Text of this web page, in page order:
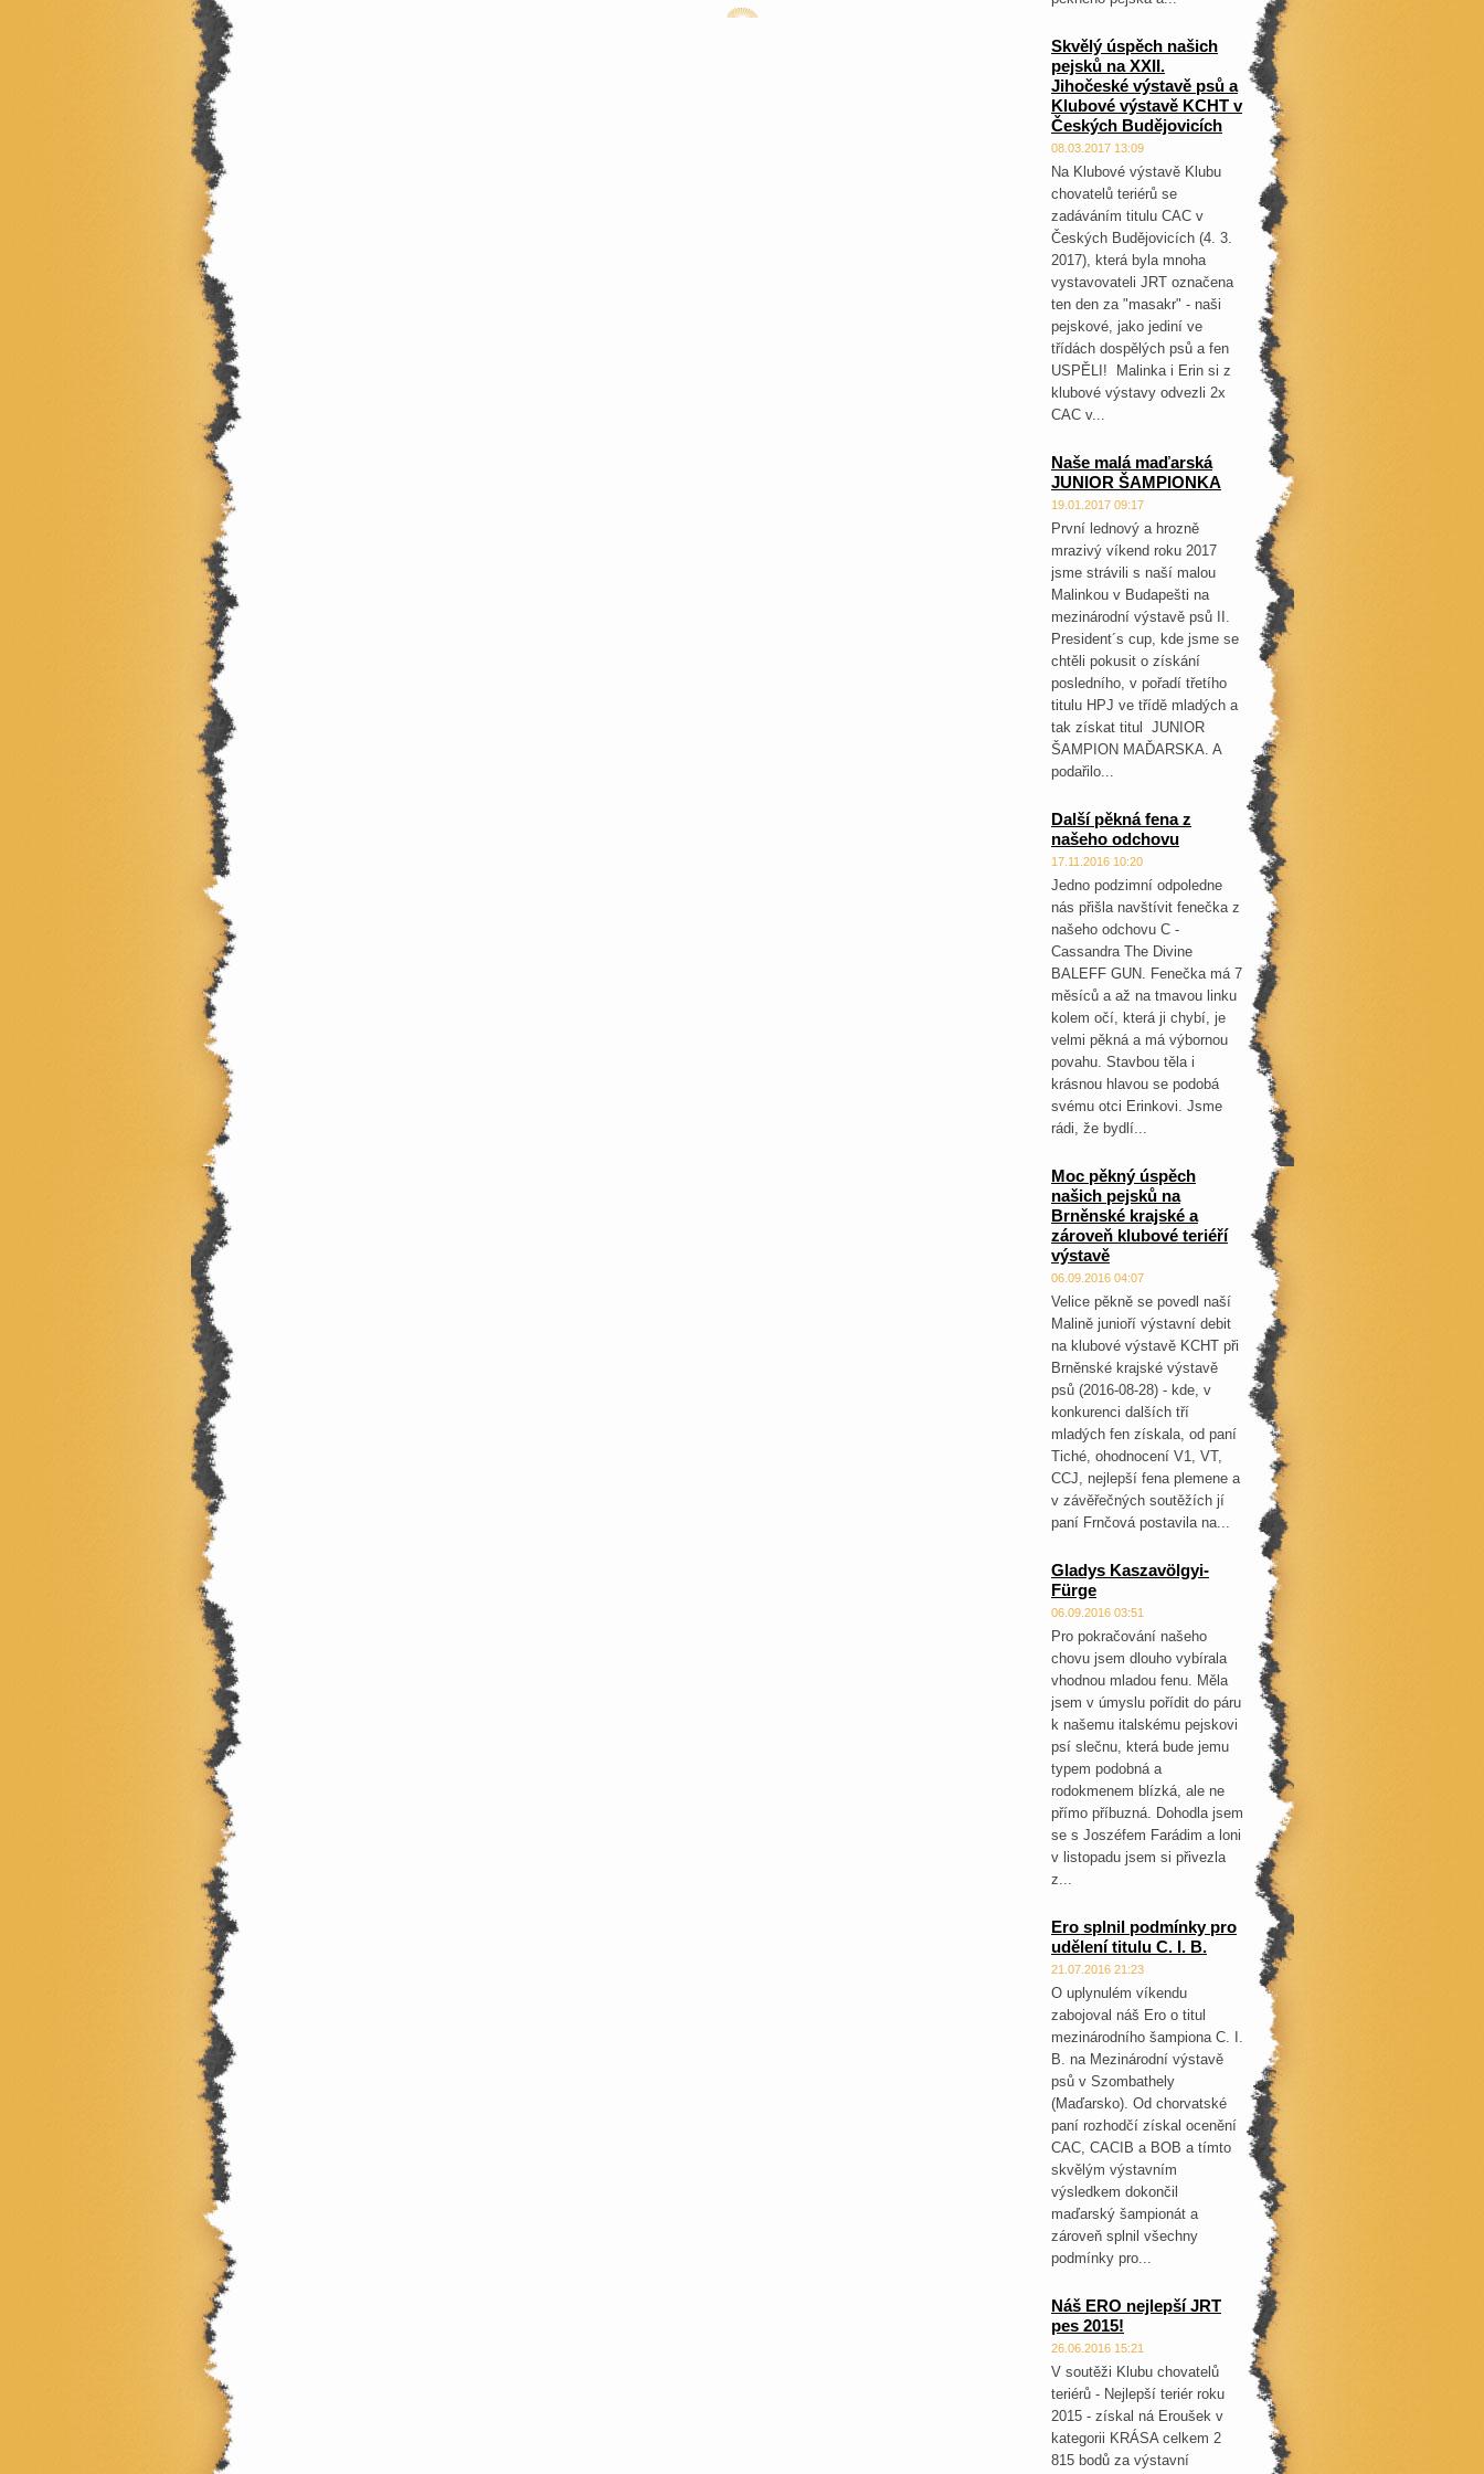
Skvělý úspěch našich
pejsků na XXII.
Jihočeské výstavě psů a
Klubové výstavě KCHT v
Českých Budějovicích
08.03.2017 13:09
Na Klubové výstavě Klubu
chovatelů teriérů se
zadáváním titulu CAC v
Českých Budějovicích (4. 3.
2017), která byla mnoha
vystavovateli JRT označena
ten den za "masakr" - naši
pejskové, jako jediní ve
třídách dospělých psů a fen
USPĚLI! Malinka i Erin si z
klubové výstavy odvezli 2x
CAC v...
Naše malá maďarská
JUNIOR ŠAMPIONKA
19.01.2017 09:17
První lednový a hrozně
mrazivý víkend roku 2017
jsme strávili s naší malou
Malinkou v Budapešti na
mezinárodní výstavě psů II.
President´s cup, kde jsme se
chtěli pokusit o získání
posledního, v pořadí třetího
titulu HPJ ve třídě mladých a
tak získat titul JUNIOR
ŠAMPION MAĎARSKA. A
podařilo...
Další pěkná fena z
našeho odchovu
17.11.2016 10:20
Jedno podzimní odpoledne
nás přišla navštívit fenečka z
našeho odchovu C -
Cassandra The Divine
BALEFF GUN. Fenečka má 7
měsíců a až na tmavou linku
kolem očí, která ji chybí, je
velmi pěkná a má výbornou
povahu. Stavbou těla i
krásnou hlavou se podobá
svému otci Erinkovi. Jsme
rádi, že bydlí...
Moc pěkný úspěch
našich pejsků na
Brněnské krajské a
zároveň klubové teriéří
výstavě
06.09.2016 04:07
Velice pěkně se povedl naší
Malině junioří výstavní debit
na klubové výstavě KCHT při
Brněnské krajské výstavě
psů (2016-08-28) - kde, v
konkurenci dalších tří
mladých fen získala, od paní
Tiché, ohodnocení V1, VT,
CCJ, nejlepší fena plemene a
v závěřečných soutěžích jí
paní Frnčová postavila na...
Gladys Kaszavölgyi-
Fürge
06.09.2016 03:51
Pro pokračování našeho
chovu jsem dlouho vybírala
vhodnou mladou fenu. Měla
jsem v úmyslu pořídit do páru
k našemu italskému pejskovi
psí slečnu, která bude jemu
typem podobná a
rodokmenem blízká, ale ne
přímo příbuzná. Dohodla jsem
se s Joszéfem Farádim a loni
v listopadu jsem si přivezla
z...
Ero splnil podmínky pro
udělení titulu C. I. B.
21.07.2016 21:23
O uplynulém víkendu
zabojoval náš Ero o titul
mezinárodního šampiona C. I.
B. na Mezinárodní výstavě
psů v Szombathely
(Maďarsko). Od chorvatské
paní rozhodčí získal ocenění
CAC, CACIB a BOB a tímto
skvělým výstavním
výsledkem dokončil
maďarský šampionát a
zároveň splnil všechny
podmínky pro...
Náš ERO nejlepší JRT
pes 2015!
26.06.2016 15:21
V soutěži Klubu chovatelů
teriérů - Nejlepší teriér roku
2015 - získal ná Eroušek v
kategorii KRÁSA celkem 2
815 bodů za výstavní